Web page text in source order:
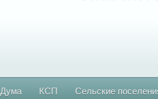
Дума КСП Сельские